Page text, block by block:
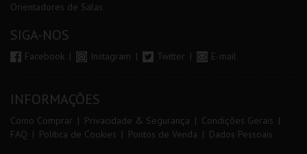
Orientadores de Salas
SIGA-NOS
Facebook Instagram Twitter E-mail
INFORMAÇÕES
Como Comprar Privacidade & Segurança
Condições Gerais
FAQ
Política de Cookies Pontos de Venda Dados Pessoais